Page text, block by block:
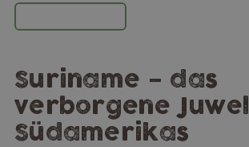
Suriname – das
verborgene Juwel
Südamerikas